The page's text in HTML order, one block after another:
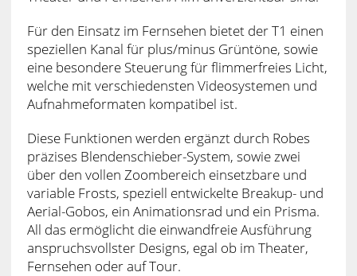
Für den Einsatz im Fernsehen bietet der T1 einen
speziellen Kanal für plus/minus Grüntöne, sowie
eine besondere Steuerung für flimmerfreies Licht,
welche mit verschiedensten Videosystemen und
Aufnahmeformaten kompatibel ist.
Diese Funktionen werden ergänzt durch Robes
präzises Blendenschieber-System, sowie zwei
über den vollen Zoombereich einsetzbare und
variable Frosts, speziell entwickelte Breakup- und
Aerial-Gobos, ein Animationsrad und ein Prisma.
All das ermöglicht die einwandfreie Ausführung
anspruchsvollster Designs, egal ob im Theater,
Fernsehen oder auf Tour.